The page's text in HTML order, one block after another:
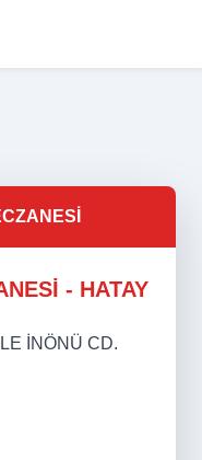
- HATAY
İNÖNÜ CD.